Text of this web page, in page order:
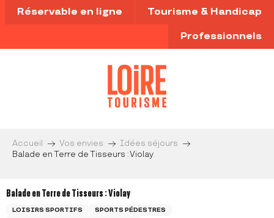
Aller
au
principal
Réservable en ligne Tourisme & Handicap
Professionnels
Accueil Vos envies
Idées séjours
Balade en Terre de Tisseurs : Violay
Balade en Terre de Tisseurs : Violay
LOISIRS SPORTIFS
SPORTS PÉDESTRES